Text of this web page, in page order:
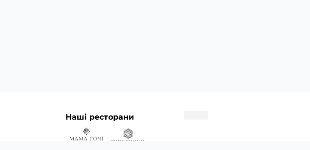
Наші ресторани